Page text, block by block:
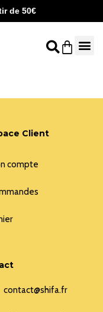
de 50€
Panier
Client
compte
contact@shifa.fr